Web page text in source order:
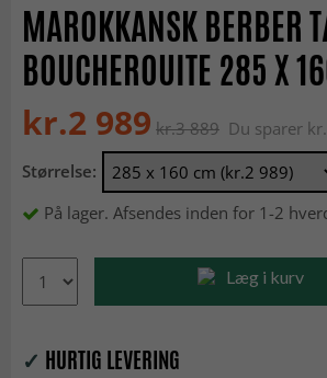
MAROKKANSK BERBER
BOUCHEROUITE 285 X
kr.2 989 kr.3 889 Du sparer
Størrelse:
På lager. Afsendes inden for 1-2
Læg i kurv
✓ HURTIG LEVERING